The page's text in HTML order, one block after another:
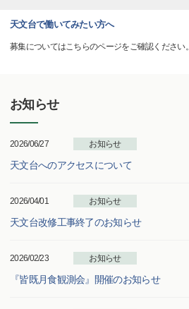
天文台で働いてみたい方へ
募集についてはこちらのページをご確認ください。
お知らせ
2026/06/27 お知らせ
天文台へのアクセスについて
2026/04/01 お知らせ
天文台改修工事終了のお知らせ
2026/02/23 お知らせ
『皆既月食観測会』開催のお知らせ